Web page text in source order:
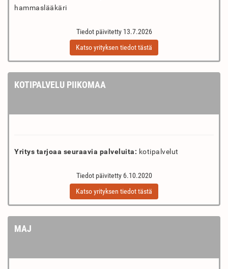
hammaslääkäri
Tiedot päivitetty 13.7.2026
Katso yrityksen tiedot tästä
KOTIPALVELU PIIKOMAA
Yritys tarjoaa seuraavia palveluita: kotipalvelut
Tiedot päivitetty 6.10.2020
Katso yrityksen tiedot tästä
MAJ